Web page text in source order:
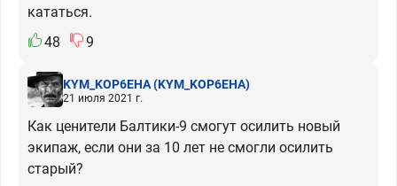
кататься.
48
9
KYM_KOP6EHA(KYM_KOP6EHA)
21 июля 2021 г.
Как ценители Балтики-9 смогут осилить новый
экипаж, если они за 10 лет не смогли осилить
старый?